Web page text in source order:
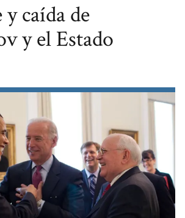
caída de
y el Estado